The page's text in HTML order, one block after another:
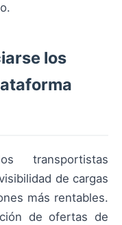
los
transportistas
de cargas
más rentables.
de ofertas de